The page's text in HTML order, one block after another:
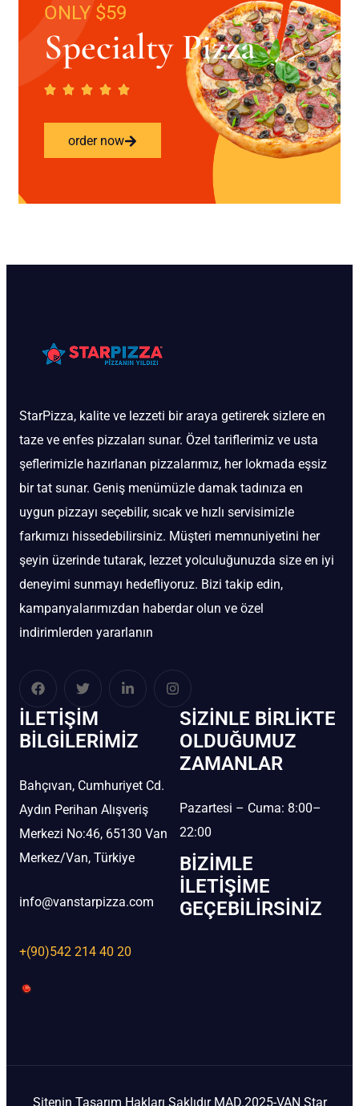
ONLY $59
Specialty Pizza
order now
StarPizza, kalite ve lezzeti bir araya getirerek sizlere en
taze ve enfes pizzaları sunar. Özel tariflerimiz ve usta
şeflerimizle hazırlanan pizzalarımız, her lokmada eşsiz
bir tat sunar. Geniş menümüzle damak tadınıza en
uygun pizzayı seçebilir, sıcak ve hızlı servisimizle
farkımızı hissedebilirsiniz. Müşteri memnuniyetini her
şeyin üzerinde tutarak, lezzet yolculuğunuzda size en iyi
deneyimi sunmayı hedefliyoruz. Bizi takip edin,
kampanyalarımızdan haberdar olun ve özel
indirimlerden yararlanın
İLETIŞIM
BİLGILERIMIZ
Bahçıvan, Cumhuriyet Cd.
Aydın Perihan Alışveriş
Merkezi No:46, 65130 Van
Merkez/Van, Türkiye
info@vanstarpizza.com
+(90)542 214 40 20
SIZINLE BIRLIKTE
OLDUĞUMUZ
ZAMANLAR
Pazartesi – Cuma: 8:00–
22:00
BIZIMLE
İLETIŞIME
GEÇEBILIRSINIZ
Sitenin Tasarım Hakları Saklıdır MAD.2025-VAN Star